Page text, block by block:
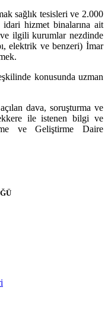
sağlık tesisleri ve 2.000
hizmet binalarına ait
ilgili kurumlar nezdinde
elektrik ve benzeri) İmar
konusunda uzman
dava, soruşturma ve
ile istenen bilgi ve
ve Geliştirme Daire